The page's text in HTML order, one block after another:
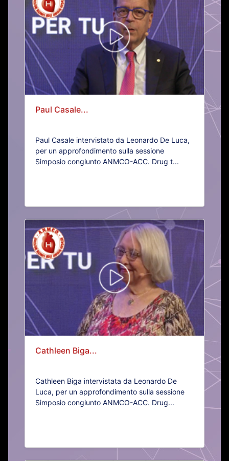
Paul Casale...
Paul Casale intervistato da Leonardo De Luca,
per un approfondimento sulla sessione
Simposio congiunto ANMCO-ACC. Drug t...
Cathleen Biga...
Cathleen Biga intervistata da Leonardo De
Luca, per un approfondimento sulla sessione
Simposio congiunto ANMCO-ACC. Drug...